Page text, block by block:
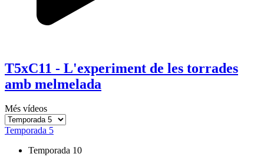
T5xC11 - L'experiment de les torrades
amb melmelada
Més vídeos
Temporada 5
Temporada 10